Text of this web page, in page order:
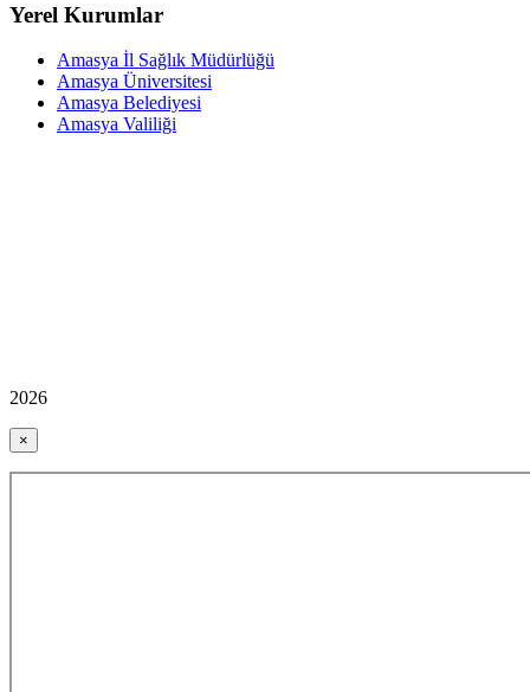
Yerel Kurumlar
Amasya İl Sağlık Müdürlüğü
Amasya Üniversitesi
Amasya Belediyesi
Amasya Valiliği
2026
×